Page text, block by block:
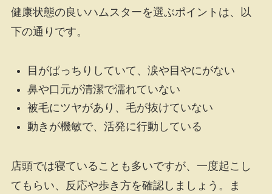
健康状態の良いハムスターを選ぶポイントは、以
下の通りです。
目がぱっちりしていて、涙や目やにがない
鼻や口元が清潔で濡れていない
被毛にツヤがあり、毛が抜けていない
動きが機敏で、活発に行動している
店頭では寝ていることも多いですが、一度起こし
てもらい、反応や歩き方を確認しましょう。ま